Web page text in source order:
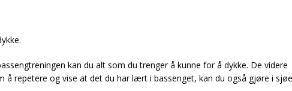
kan du alt som du trenger å kunne for å dykke. De videre
å repetere og vise at det du har lært i bassenget, kan du også gjøre i